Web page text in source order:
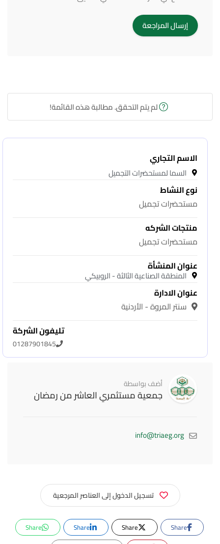
لم يتم التحقق. مطالبة هذه القائمة!
الاسم التجاري
السما لمستحضرات التجميل
نوع النشاط
مستحضرات تجميل
منتجات الشركه
مستحضرات تجميل
عنوان المنشأة
المنطقة الصناعية الثالثة - الروبيكي
عنوان الادارة
سنتر المروة - الأردنية
تليفون الشركة
01287901845
أضف بواسطة
جمعية مستثمري العاشر من رمضان
info@triaeg.org
تسجيل الدخول إلى العناصر المرجعية
Share
Share
Share
Share